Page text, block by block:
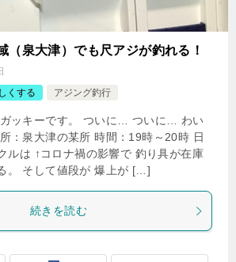
（泉大津）でも尺アジが釣れる！
くする
アジング釣行
ッキーです。 ついに… ついに… わい
：泉大津の某所 時間：19時～20時 日
ルは ↑コロナ禍の影響で 釣り具が在庫
。 そして値段が 爆上が […]
続きを読む